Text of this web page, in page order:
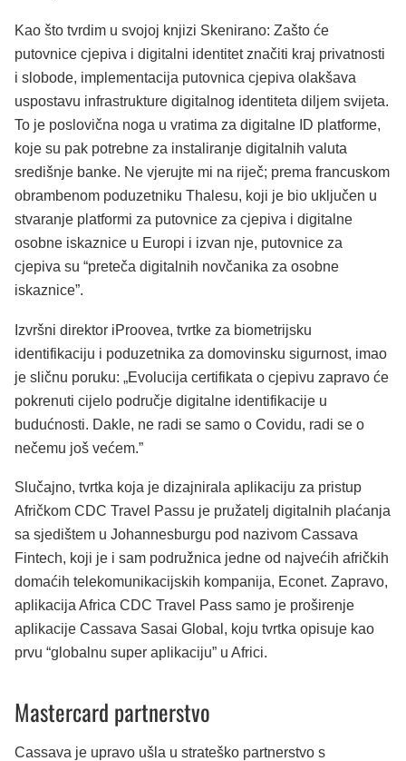
Kao što tvrdim u svojoj knjizi Skenirano: Zašto će
putovnice cjepiva i digitalni identitet značiti kraj privatnosti
i slobode, implementacija putovnica cjepiva olakšava
uspostavu infrastrukture digitalnog identiteta diljem svijeta.
To je poslovična noga u vratima za digitalne ID platforme,
koje su pak potrebne za instaliranje digitalnih valuta
središnje banke. Ne vjerujte mi na riječ; prema francuskom
obrambenom poduzetniku Thalesu, koji je bio uključen u
stvaranje platformi za putovnice za cjepiva i digitalne
osobne iskaznice u Europi i izvan nje, putovnice za
cjepiva su “preteča digitalnih novčanika za osobne
iskaznice”.
Izvršni direktor iProovea, tvrtke za biometrijsku
identifikaciju i poduzetnika za domovinsku sigurnost, imao
je sličnu poruku: „Evolucija certifikata o cjepivu zapravo će
pokrenuti cijelo područje digitalne identifikacije u
budućnosti. Dakle, ne radi se samo o Covidu, radi se o
nečemu još većem.”
Slučajno, tvrtka koja je dizajnirala aplikaciju za pristup
Afričkom CDC Travel Passu je pružatelj digitalnih plaćanja
sa sjedištem u Johannesburgu pod nazivom Cassava
Fintech, koji je i sam podružnica jedne od najvećih afričkih
domaćih telekomunikacijskih kompanija, Econet. Zapravo,
aplikacija Africa CDC Travel Pass samo je proširenje
aplikacije Cassava Sasai Global, koju tvrtka opisuje kao
prvu “globalnu super aplikaciju” u Africi.
Mastercard partnerstvo
Cassava je upravo ušla u strateško partnerstvo s